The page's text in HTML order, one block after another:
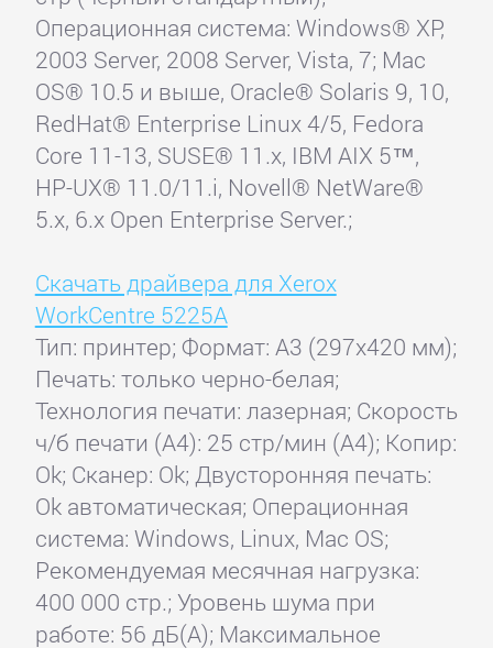
Операционная система: Windows® XP,
2003 Server, 2008 Server, Vista, 7; Mac
OS® 10.5 и выше, Oracle® Solaris 9, 10,
RedHat® Enterprise Linux 4/5, Fedora
Core 11-13, SUSE® 11.x, IBM AIX 5™,
HP-UX® 11.0/11.i, Novell® NetWare®
5.x, 6.x Open Enterprise Server.;
Скачать драйвера для Xerox
WorkCentre 5225A
Тип: принтер; Формат: A3 (297x420 мм);
Печать: только черно-белая;
Технология печати: лазерная; Скорость
ч/б печати (А4): 25 стр/мин (А4); Копир:
Ok; Сканер: Ok; Двусторонняя печать:
Ok автоматическая; Операционная
система: Windows, Linux, Mac OS;
Рекомендуемая месячная нагрузка:
400 000 стр.; Уровень шума при
работе: 56 дБ(А); Максимальное